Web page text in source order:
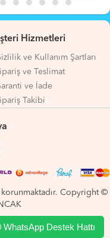
Hizmetleri
ve Kullanım Şartları
ve Teslimat
ve İade
Takibi
korunmaktadır. Copyright ©
WhatsApp Destek Hattı